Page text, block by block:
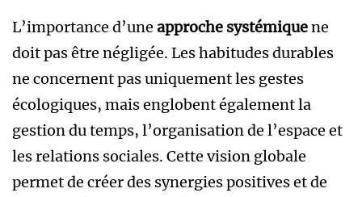
L’importance d’une approche systémiquene
doit pas être négligée. Les habitudes durables
ne concernent pas uniquement les gestes
écologiques, mais englobent également la
gestion du temps, l’organisation de l’espace et
les relations sociales. Cette vision globale
permet de créer des synergies positives et de